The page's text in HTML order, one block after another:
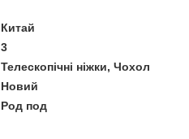
Китай
3
Телескопічні ніжки, Чохол
Новий
Род под